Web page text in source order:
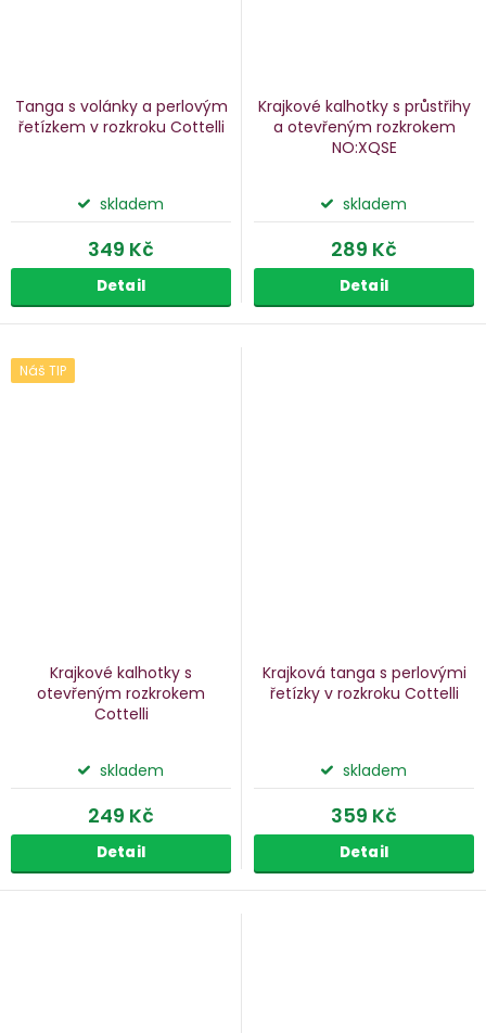
Tanga s volánky a perlovým
řetízkem v rozkroku Cottelli
skladem
349 Kč
Detail
Krajkové kalhotky s průstřihy
a otevřeným rozkrokem
NO:XQSE
skladem
289 Kč
Detail
Náš TIP
Krajkové kalhotky s
otevřeným rozkrokem
Cottelli
skladem
249 Kč
Detail
Krajková tanga s perlovými
řetízky v rozkroku Cottelli
skladem
359 Kč
Detail